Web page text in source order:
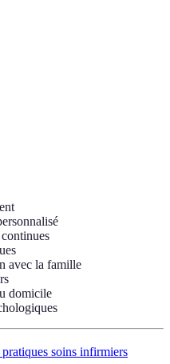
avec la famille
domicile
soins infirmiers